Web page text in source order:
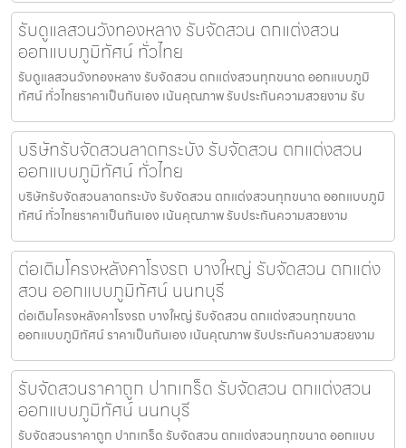
รับดูแลสวนวังทองหลาง รับจัดสวน ตกแต่งสวน
ออกแบบภูมิทัศน์ ทั่วไทย
รับดูแลสวนวังทองหลาง รับจัดสวน ตกแต่งสวนทุกขนาด ออกแบบภูมิ
ทัศน์ ทั่วไทยราคาเป็นกันเอง เน้นคุณภาพ รับประกันความสวยงาม รับ
บริษัทรับจัดสวนลาดกระบัง รับจัดสวน ตกแต่งสวน
ออกแบบภูมิทัศน์ ทั่วไทย
บริษัทรับจัดสวนลาดกระบัง รับจัดสวน ตกแต่งสวนทุกขนาด ออกแบบภูมิ
ทัศน์ ทั่วไทยราคาเป็นกันเอง เน้นคุณภาพ รับประกันความสวยงาม
ต่อเติมโครงหลังคาโรงรถ บางใหญ่ รับจัดสวน ตกแต่ง
สวน ออกแบบภูมิทัศน์ นนทบุรี
ต่อเติมโครงหลังคาโรงรถ บางใหญ่ รับจัดสวน ตกแต่งสวนทุกขนาด
ออกแบบภูมิทัศน์ ราคาเป็นกันเอง เน้นคุณภาพ รับประกันความสวยงาม
รับจัดสวนราคาถูก ปากเกร็ด รับจัดสวน ตกแต่งสวน
ออกแบบภูมิทัศน์ นนทบุรี
รับจัดสวนราคาถูก ปากเกร็ด รับจัดสวน ตกแต่งสวนทุกขนาด ออกแบบ